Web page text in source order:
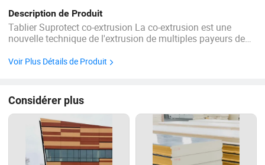
Description de Produit
Tablier Suprotect co-extrusion La co-extrusion est une
nouvelle technique de l'extrusion de multiples payeurs de
commencé un projet de conception et de formuler les plus
Voir Plus Détails de Produit
Considérer plus